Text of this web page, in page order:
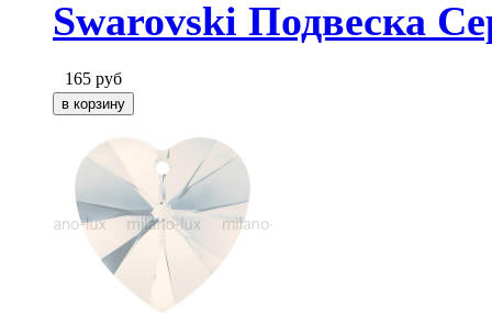
Swarovski Подвеска
165 руб